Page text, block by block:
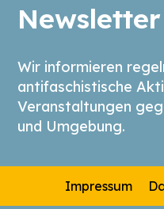
Newsletter
Wir informieren
antifaschistische
Veranstaltungen
und Umgebung.
Impressum